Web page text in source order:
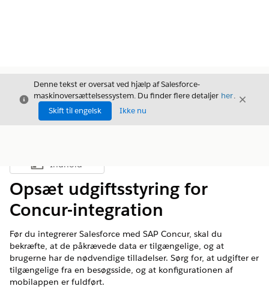
Luk
Denne tekst er oversat ved hjælp af Salesforce-
maskinoversættelsessystem. Du finder flere detaljer her.
Skift til engelsk
Ikke nu
Luk
Vis indholdsfortegnelse
Indhold
Opsæt udgiftsstyring for
Concur-integration
Før du integrerer Salesforce med SAP Concur, skal du
bekræfte, at de påkrævede data er tilgængelige, og at
brugerne har de nødvendige tilladelser. Sørg for, at udgifter er
tilgængelige fra en besøgsside, og at konfigurationen af
mobilappen er fuldført.